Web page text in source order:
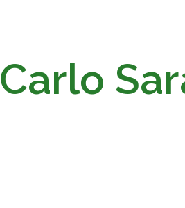
Carlo